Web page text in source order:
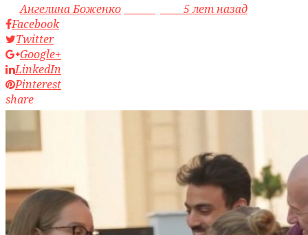
byАнгелина Боженко
5 лет назад
Facebook
Twitter
Google+
LinkedIn
Pinterest
share